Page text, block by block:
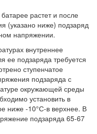
растет и после
(указано ниже) подзаряд
напряжении.
внутреннее
ее подзаряда требуется
ступенчатое
подзаряда с
окружающей среды
установить в
ниже -10°С-в верхнее. В
подзаряда 65-67